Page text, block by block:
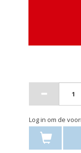
Log in om de